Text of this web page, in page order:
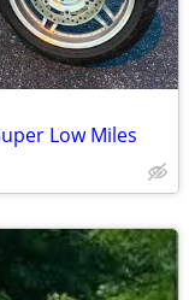
Low Miles